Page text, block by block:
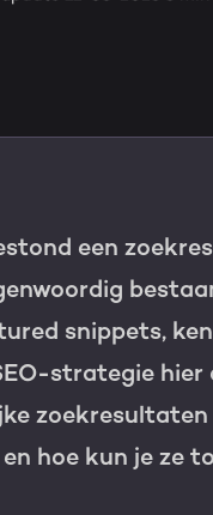
een
snippets,
strategie hier
hoe kun je ze